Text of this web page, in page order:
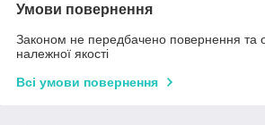
Умови повернення
Законом не передбачено повернення та
належної якості
Всі умови повернення